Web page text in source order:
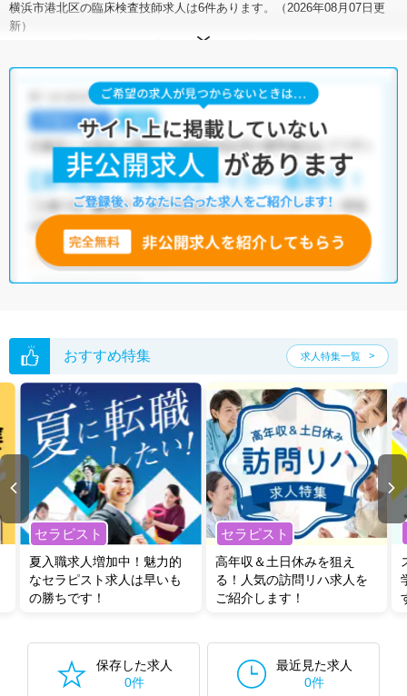
横浜市港北区の臨床検査技師求人は6件あります。（2026年08月07日更
新）
サイト上に掲載されている求人の他に、
う求人を提案させていただきます。
横浜市港北区の臨床検査技師求人では以下のような条件が人気です。
積極採用中・残業少なめ・住宅手当・補助あり・正社員(正職員)
病院 ・ クリニック
他の条件でも人気の求人がございますので、「こだわり条件」から検索
いただくか、お気軽にお問い合わせください。
全国の臨床検査技師求人
無料転職支援サービス
にお申し込みいただくと、ご希望条件をヒアリン
グした上で求人をご提案いたします。
転職支援の他、情報収集や募集状況の確認も、お気軽にご相談くださ
い。
おすすめ特集 求人特集一覧
セラピスト
夏入職求人増加中！魅力的
なセラピスト求人は早いも
の勝ちです！
セラピスト
高年収＆土日休みを狙え
る！人気の訪問リハ求人を
ご紹介します！
保存した求人
0件
最近見た求人
0件